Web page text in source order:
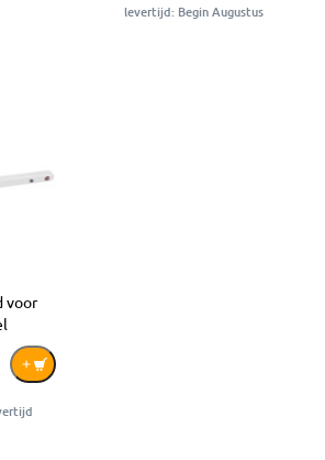
levertijd: Begin Augustus
voor